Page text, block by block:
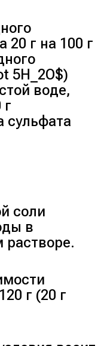
20 г на 100 г
5H_2O$)
воде,
г
сульфата
соли
в
г (20 г